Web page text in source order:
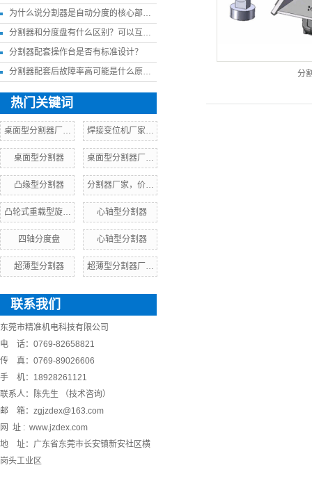
为什么说分割器是自动分度的核心部件？
分割器和分度盘有什么区别？可以互相替代吗？
分割器配套操作台是否有标准设计？
分割器配套后故障率高可能是什么原因？
热门关键词
桌面型分割器厂家，价格，参数 焊接变位机厂家，价格，参数
桌面型分割器 桌面型分割器厂家，价格，参数
凸缘型分割器 分割器厂家，价格，参数
凸轮式重载型旋转台 心轴型分割器
四轴分度盘 心轴型分割器
超薄型分割器 超薄型分割器厂家，价格，参数
联系我们
东莞市精准机电科技有限公司
电 话：0769-82658821
传 真：0769-89026606
手 机：18928261121
联系人：陈先生 （技术咨询）
邮 箱：zgjzdex@163.com
网 址 : www.jzdex.com
地 址：广东省东莞市长安镇新安社区横
岗头工业区
分